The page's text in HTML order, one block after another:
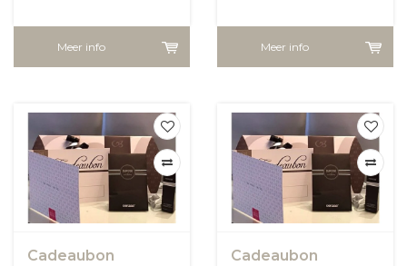
Meer info Meer info
Cadeaubon
Cadeaubon